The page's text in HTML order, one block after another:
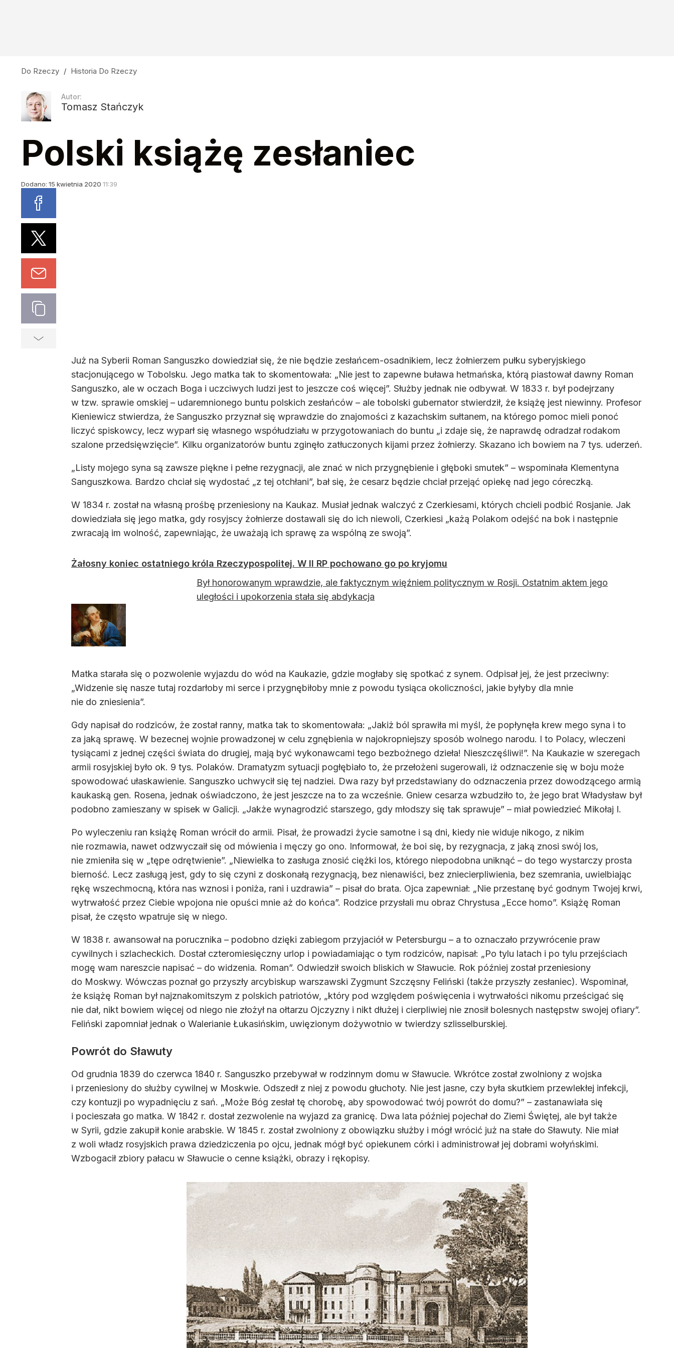
Do Rzeczy / Historia Do Rzeczy
Autor:
Tomasz Stańczyk
Polski książę zesłaniec
Dodano: 15 kwietnia 2020 11:39
Już na Syberii Roman Sanguszko dowiedział się, że nie będzie zesłańcem-osadnikiem, lecz żołnierzem pułku syberyjskiego
stacjonującego w Tobolsku. Jego matka tak to skomentowała: „Nie jest to zapewne buława hetmańska, którą piastował dawny Roman
Sanguszko, ale w oczach Boga i uczciwych ludzi jest to jeszcze coś więcej”. Służby jednak nie odbywał. W 1833 r. był podejrzany
w tzw. sprawie omskiej – udaremnionego buntu polskich zesłańców – ale tobolski gubernator stwierdził, że książę jest niewinny. Profesor
Kieniewicz stwierdza, że Sanguszko przyznał się wprawdzie do znajomości z kazachskim sułtanem, na którego pomoc mieli ponoć
liczyć spiskowcy, lecz wyparł się własnego współudziału w przygotowaniach do buntu „i zdaje się, że naprawdę odradzał rodakom
szalone przedsięwzięcie”. Kilku organizatorów buntu zginęło zatłuczonych kijami przez żołnierzy. Skazano ich bowiem na 7 tys. uderzeń.
„Listy mojego syna są zawsze piękne i pełne rezygnacji, ale znać w nich przygnębienie i głęboki smutek” – wspominała Klementyna
Sanguszkowa. Bardzo chciał się wydostać „z tej otchłani”, bał się, że cesarz będzie chciał przejąć opiekę nad jego córeczką.
W 1834 r. został na własną prośbę przeniesiony na Kaukaz. Musiał jednak walczyć z Czerkiesami, których chcieli podbić Rosjanie. Jak
dowiedziała się jego matka, gdy rosyjscy żołnierze dostawali się do ich niewoli, Czerkiesi „każą Polakom odejść na bok i następnie
zwracają im wolność, zapewniając, że uważają ich sprawę za wspólną ze swoją”.
Żałosny koniec ostatniego króla Rzeczypospolitej. W II RP pochowano go po kryjomu
Był honorowanym wprawdzie, ale faktycznym więźniem politycznym w Rosji. Ostatnim aktem jego
uległości i upokorzenia stała się abdykacja
Matka starała się o pozwolenie wyjazdu do wód na Kaukazie, gdzie mogłaby się spotkać z synem. Odpisał jej, że jest przeciwny:
„Widzenie się nasze tutaj rozdarłoby mi serce i przygnębiłoby mnie z powodu tysiąca okoliczności, jakie byłyby dla mnie
nie do zniesienia”.
Gdy napisał do rodziców, że został ranny, matka tak to skomentowała: „Jakiż ból sprawiła mi myśl, że popłynęła krew mego syna i to
za jaką sprawę. W bezecnej wojnie prowadzonej w celu zgnębienia w najokropniejszy sposób wolnego narodu. I to Polacy, wleczeni
tysiącami z jednej części świata do drugiej, mają być wykonawcami tego bezbożnego dzieła! Nieszczęśliwi!”. Na Kaukazie w szeregach
armii rosyjskiej było ok. 9 tys. Polaków. Dramatyzm sytuacji pogłębiało to, że przełożeni sugerowali, iż odznaczenie się w boju może
spowodować ułaskawienie. Sanguszko uchwycił się tej nadziei. Dwa razy był przedstawiany do odznaczenia przez dowodzącego armią
kaukaską gen. Rosena, jednak oświadczono, że jest jeszcze na to za wcześnie. Gniew cesarza wzbudziło to, że jego brat Władysław był
podobno zamieszany w spisek w Galicji. „Jakże wynagrodzić starszego, gdy młodszy się tak sprawuje” – miał powiedzieć Mikołaj I.
Po wyleczeniu ran książę Roman wrócił do armii. Pisał, że prowadzi życie samotne i są dni, kiedy nie widuje nikogo, z nikim
nie rozmawia, nawet odzwyczaił się od mówienia i męczy go ono. Informował, że boi się, by rezygnacja, z jaką znosi swój los,
nie zmieniła się w „tępe odrętwienie”. „Niewielka to zasługa znosić ciężki los, którego niepodobna uniknąć – do tego wystarczy prosta
bierność. Lecz zasługą jest, gdy to się czyni z doskonałą rezygnacją, bez nienawiści, bez zniecierpliwienia, bez szemrania, uwielbiając
rękę wszechmocną, która nas wznosi i poniża, rani i uzdrawia” – pisał do brata. Ojca zapewniał: „Nie przestanę być godnym Twojej krwi,
wytrwałość przez Ciebie wpojona nie opuści mnie aż do końca”. Rodzice przysłali mu obraz Chrystusa „Ecce homo”. Książę Roman
pisał, że często wpatruje się w niego.
W 1838 r. awansował na porucznika – podobno dzięki zabiegom przyjaciół w Petersburgu – a to oznaczało przywrócenie praw
cywilnych i szlacheckich. Dostał czteromiesięczny urlop i powiadamiając o tym rodziców, napisał: „Po tylu latach i po tylu przejściach
mogę wam nareszcie napisać – do widzenia. Roman”. Odwiedził swoich bliskich w Sławucie. Rok później został przeniesiony
do Moskwy. Wówczas poznał go przyszły arcybiskup warszawski Zygmunt Szczęsny Feliński (także przyszły zesłaniec). Wspominał,
że książę Roman był najznakomitszym z polskich patriotów, „który pod względem poświęcenia i wytrwałości nikomu prześcigać się
nie dał, nikt bowiem więcej od niego nie złożył na ołtarzu Ojczyzny i nikt dłużej i cierpliwiej nie znosił bolesnych następstw swojej ofiary”.
Feliński zapomniał jednak o Walerianie Łukasińskim, uwięzionym dożywotnio w twierdzy szlisselburskiej.
Powrót do Sławuty
Od grudnia 1839 do czerwca 1840 r. Sanguszko przebywał w rodzinnym domu w Sławucie. Wkrótce został zwolniony z wojska
i przeniesiony do służby cywilnej w Moskwie. Odszedł z niej z powodu głuchoty. Nie jest jasne, czy była skutkiem przewlekłej infekcji,
czy kontuzji po wypadnięciu z sań. „Może Bóg zesłał tę chorobę, aby spowodować twój powrót do domu?” – zastanawiała się
i pocieszała go matka. W 1842 r. dostał zezwolenie na wyjazd za granicę. Dwa lata później pojechał do Ziemi Świętej, ale był także
w Syrii, gdzie zakupił konie arabskie. W 1845 r. został zwolniony z obowiązku służby i mógł wrócić już na stałe do Sławuty. Nie miał
z woli władz rosyjskich prawa dziedziczenia po ojcu, jednak mógł być opiekunem córki i administrował jej dobrami wołyńskimi.
Wzbogacił zbiory pałacu w Sławucie o cenne książki, obrazy i rękopisy.